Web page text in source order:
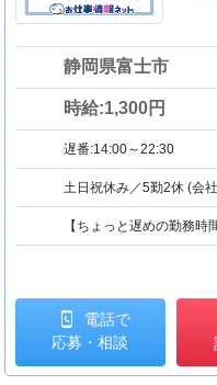
静岡県富士市
時給:1,300円
遅番:14:00～22:30
土日祝休み／5勤2休 (会
【ちょっと遅めの勤務
電話で
応募・相談